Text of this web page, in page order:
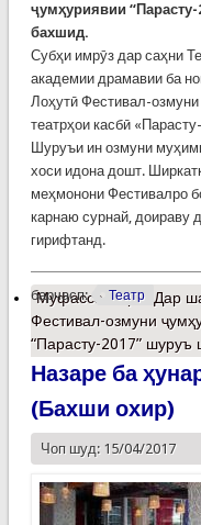
ҷумҳуриявии “Парасту-
бахшид.
Субҳи имрӯз дар саҳни
академии драмавии ба
Лоҳутӣ Фестивал-
театрҳои касбӣ
Шуруъи ин озмуни
хоси идона дошт.
меҳмонони Фестивалро
карнаю сурнай, доираву
гирифтанд.
барчасп: Театр
Муфассалтаро Дар
Фестивал-озмуни
“Парасту-2017” шуруъ
Назаре ба
(Бахши охир)
Чоп шуд: 15/04/2017